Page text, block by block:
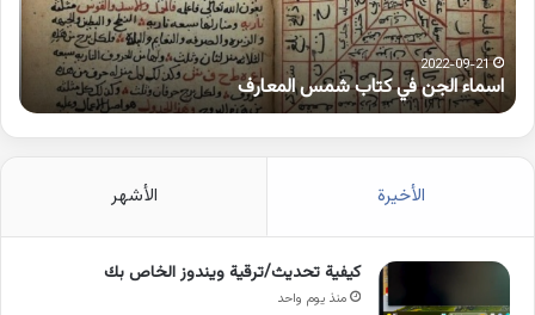
2022-09-21
اسماء الجن في كتاب شمس المعارف
الأخيرة الأشهر
كيفية تحديث/ترقية ويندوز الخاص بك
منذ يوم واحد